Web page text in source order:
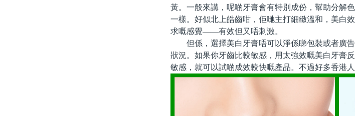
黃。一般來講，呢啲牙膏會有特別成份，幫助分解
一樣。好似北上皓齒咁，佢哋主打細緻溫和，美白
求嘅感覺——有效但又唔刺激。
但係，選擇美白牙膏唔可以淨係睇包裝或者廣告
狀況。如果你牙齒比較敏感，用太強效嘅美白牙膏
敏感，就可以試啲成效較快嘅產品。不過好多香港